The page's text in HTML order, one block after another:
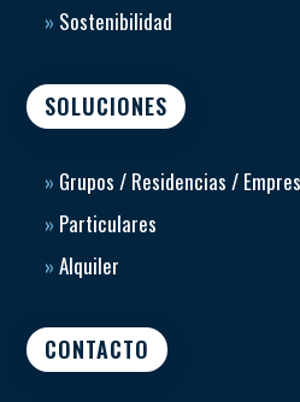
» Sostenibilidad
SOLUCIONES
» Grupos / Residencias /
» Particulares
»Alquiler
CONTACTO